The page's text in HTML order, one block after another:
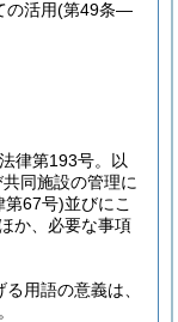
の活用(第49条―
律第193号。以
同施設の管理に
第67号)並びにこ
か、必要な事項
る用語の意義は、